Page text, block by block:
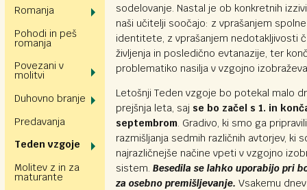
Romanja
Pohodi in peš
romanja
Povezani v
molitvi
Duhovno branje
Predavanja
Teden vzgoje
Molitev z in za
maturante
sodelovanje. Nastal je ob konkretnih
naši učitelji soočajo: z vprašanjem
identitete, z vprašanjem nedotakljivosti
življenja in posledično evtanazije, ter
problematiko nasilja v vzgojno
Letošnji Teden vzgoje bo potekal malo
prejšnja leta, saj se bo začel s 1. in
septembrom. Gradivo, ki smo ga
razmišljanja sedmih različnih avtorjev, ki
najrazličnejše načine vpeti v vzgojno
sistem. Besedila se lahko uporabijo pri
za osebno premišljevanje. Vsakemu